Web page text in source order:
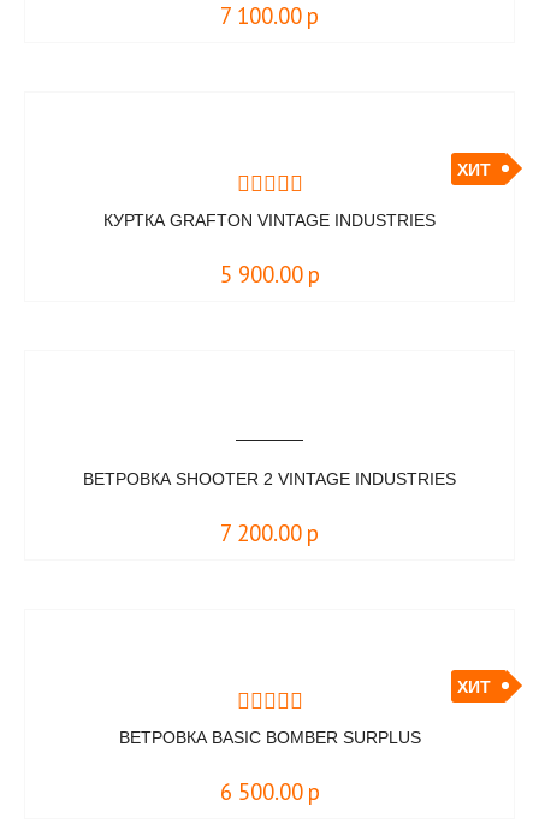
7 100.00 р
ХИТ
КУРТКА GRAFTON VINTAGE INDUSTRIES
5 900.00 р
ВЕТРОВКА SHOOTER 2 VINTAGE INDUSTRIES
7 200.00 р
ХИТ
ВЕТРОВКА BASIC BOMBER SURPLUS
6 500.00 р